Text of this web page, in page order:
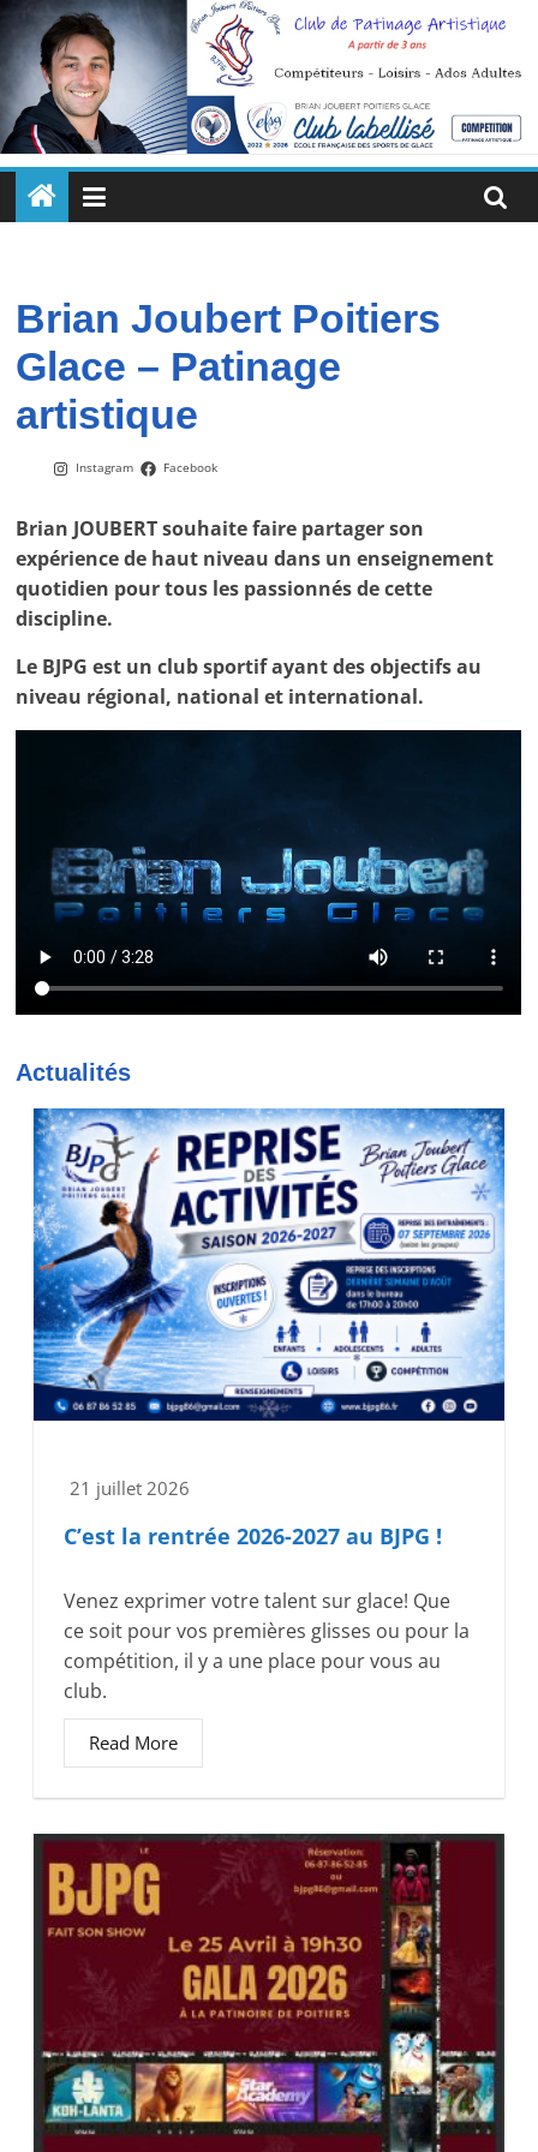
Passer
au
contenu
Brian
Poitiers
Glace
Un
enseignement
pour
tous
les
passionnés
de
patinage
artistique.
Brian Joubert Poitiers
Glace – Patinage
artistique
Instagram Facebook
Brian JOUBERT souhaite faire partager son
expérience de haut niveau dans un enseignement
quotidien pour tous les passionnés de cette
discipline.
Le BJPG est un club sportif ayant des objectifs au
niveau régional, national et international.
Actualités
21 juillet 2026
C’est la rentrée 2026-2027 au BJPG !
Venez exprimer votre talent sur glace! Que
ce soit pour vos premières glisses ou pour la
compétition, il y a une place pour vous au
club.
Read More